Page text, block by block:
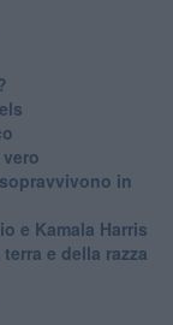
in
e Kamala Harris
e della razza